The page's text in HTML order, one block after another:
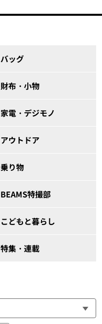
バッグ
財布・小物
家電・デジモノ
アウトドア
乗り物
BEAMS特撮部
こどもと暮らし
特集・連載